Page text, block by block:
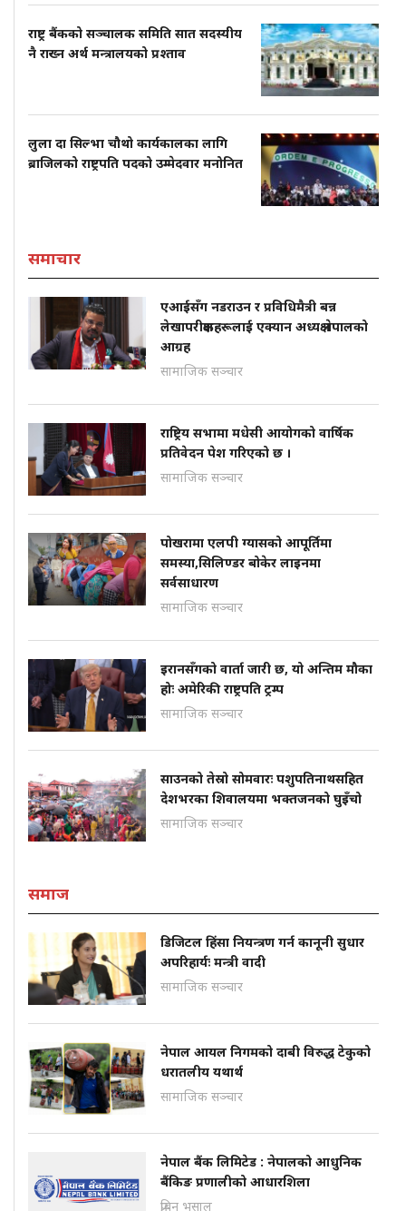
राष्ट्र बैंकको सञ्चालक समिति सात सदस्यीय
नै राख्न अर्थ मन्त्रालयको प्रश्ताव
लुला दा सिल्भा चौथो कार्यकालका लागि
ब्राजिलको राष्ट्रपति पदको उम्मेदवार मनोनित
समाचार
एआईसँग नडराउन र प्रविधिमैत्री बन्न
लेखापरीक्षकहरूलाई एक्यान अध्यक्ष नेपालको
आग्रह
सामाजिक सञ्चार
राष्ट्रिय सभामा मधेसी आयोगको वार्षिक
प्रतिवेदन पेश गरिएको छ ।
सामाजिक सञ्चार
पोखरामा एलपी ग्यासको आपूर्तिमा
समस्या,सिलिण्डर बोकेर लाइनमा
सर्वसाधारण
सामाजिक सञ्चार
इरानसँगको वार्ता जारी छ, यो अन्तिम मौका
होः अमेरिकी राष्ट्रपति ट्रम्प
सामाजिक सञ्चार
साउनको तेस्रो सोमवारः पशुपतिनाथसहित
देशभरका शिवालयमा भक्तजनको घुइँचो
सामाजिक सञ्चार
समाज
डिजिटल हिंसा नियन्त्रण गर्न कानूनी सुधार
अपरिहार्यः मन्त्री वादी
सामाजिक सञ्चार
नेपाल आयल निगमको दाबी विरुद्ध टेकुको
धरातलीय यथार्थ
सामाजिक सञ्चार
नेपाल बैंक लिमिटेड : नेपालको आधुनिक
बैंकिङ प्रणालीको आधारशिला
प्रबिन भुसाल